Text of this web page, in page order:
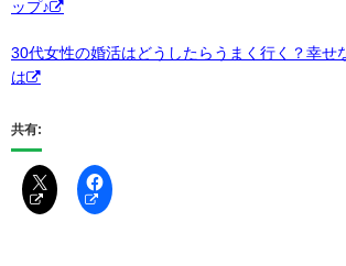
ップ♪
30代女性の婚活はどうしたらうまく行く？幸せ
は
共有: